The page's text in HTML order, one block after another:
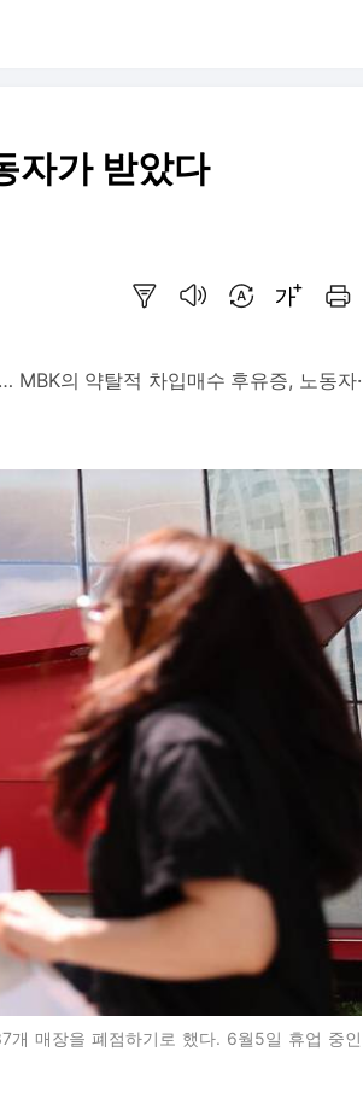
자가 받았다
의 약탈적 차입매수 후유증, 노동자·
매장을 폐점하기로 했다. 6월5일 휴업 중인